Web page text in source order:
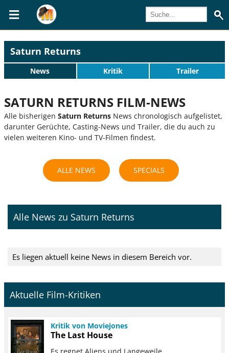
Saturn Returns
News Kritik Trailer
SATURN RETURNS FILM-NEWS
Alle bisherigen Saturn Returns News chronologisch aufgelistet,
darunter Gerüchte, Casting-News und Trailer, die du auch zu
vielen weiteren Kino- und TV-Filmen findest.
ALLE NEWS SPECIALS
Alle News zu Saturn Returns
Es liegen aktuell keine News in diesem Bereich vor.
Aktuelle Film-Kritiken
Kritik von Moviejones
The Last House